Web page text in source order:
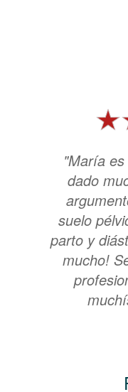
"María
dado
suelo
parto y
mucho!